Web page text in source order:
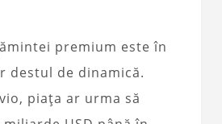
premium este în
destul de dinamică.
piața ar urma să